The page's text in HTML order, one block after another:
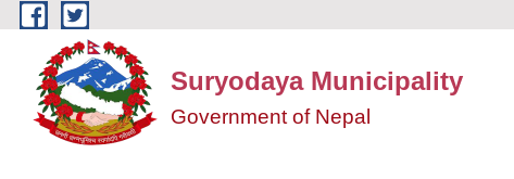
Skip to main content
Suryodaya Municipality
Government of Nepal